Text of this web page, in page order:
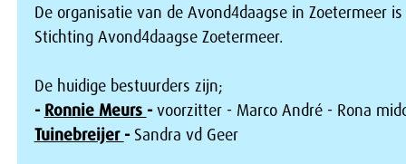
De organisatie van de Avond4daagse in Zoetermeer
Stichting Avond4daagse Zoetermeer.
De huidige bestuurders zijn;
- Ronnie Meurs - voorzitter - Marco André - Rona
Tuinebreijer - Sandra vd Geer